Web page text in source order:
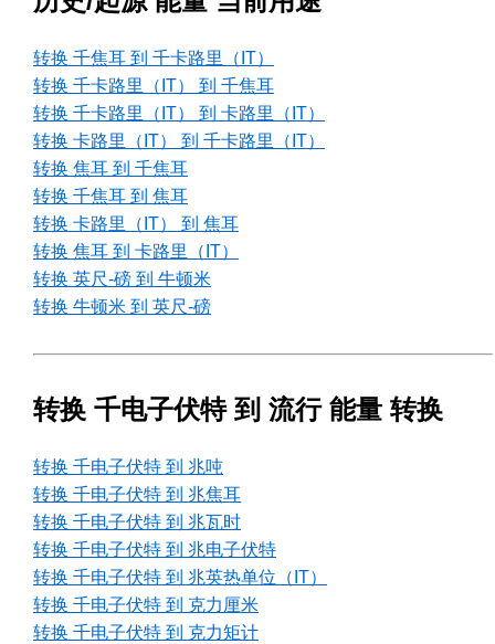
转换 千焦耳 到 千卡路里（IT）
转换 千卡路里（IT） 到 千焦耳
转换 千卡路里（IT） 到 卡路里（IT）
转换 卡路里（IT） 到 千卡路里（IT）
转换 焦耳 到 千焦耳
转换 千焦耳 到 焦耳
转换 卡路里（IT） 到 焦耳
转换 焦耳 到 卡路里（IT）
转换 英尺-磅 到 牛顿米
转换 牛顿米 到 英尺-磅
转换 千电子伏特 到 流行 能量 转换
转换 千电子伏特 到 兆吨
转换 千电子伏特 到 兆焦耳
转换 千电子伏特 到 兆瓦时
转换 千电子伏特 到 兆电子伏特
转换 千电子伏特 到 兆英热单位（IT）
转换 千电子伏特 到 克力厘米
转换 千电子伏特 到 克力矩计